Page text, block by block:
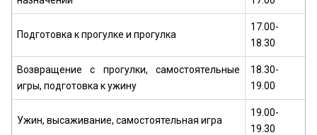
Подготовка к прогулке и прогулка
17.00-
18.30
Возвращение с прогулки, самостоятельные
игры, подготовка к ужину
18.30-
19.00
Ужин, высаживание, самостоятельная игра
19.00-
19.30